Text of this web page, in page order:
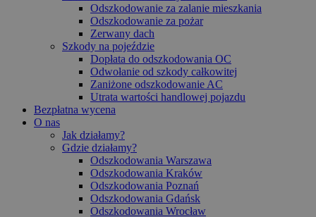
Odszkodowanie za zalanie mieszkania
Odszkodowanie za pożar
Zerwany dach
Szkody na pojeździe
Dopłata do odszkodowania OC
Odwołanie od szkody całkowitej
Zaniżone odszkodowanie AC
Utrata wartości handlowej pojazdu
Bezpłatna wycena
O nas
Jak działamy?
Gdzie działamy?
Odszkodowania Warszawa
Odszkodowania Kraków
Odszkodowania Poznań
Odszkodowania Gdańsk
Odszkodowania Wrocław